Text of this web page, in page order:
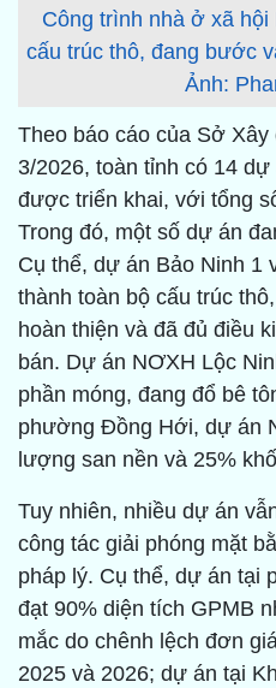
Công trình nhà ở xã
cấu trúc thô, đang bước
Ảnh:
Theo báo cáo của Sở
3/2026, toàn tỉnh có 14
được triển khai, với tổng
Trong đó, một số dự án
Cụ thể, dự án Bảo Ninh 1
thành toàn bộ cấu trúc
hoàn thiện và đã đủ điều
bán. Dự án NƠXH Lộc
phần móng, đang đổ bê
phường Đồng Hới, dự án
lượng san nền và 25%
Tuy nhiên, nhiều dự án
công tác giải phóng mặt
pháp lý. Cụ thể, dự án tại
đạt 90% diện tích GPMB
mắc do chênh lệch đơn
2025 và 2026; dự án tại